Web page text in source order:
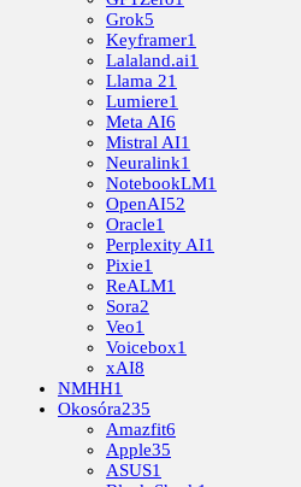
Grok5
Keyframer1
Lalaland.ai1
Llama 21
Lumiere1
Meta AI6
Mistral AI1
Neuralink1
NotebookLM1
OpenAI52
Oracle1
Perplexity AI1
Pixie1
ReALM1
Sora2
Veo1
Voicebox1
xAI8
NMHH1
Okosóra235
Amazfit6
Apple35
ASUS1